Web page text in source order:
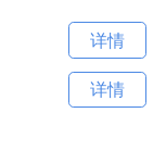
详情
详情